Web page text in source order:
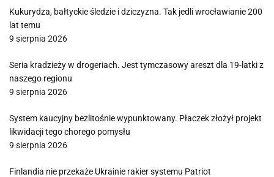
Kukurydza, bałtyckie śledzie i dziczyzna. Tak jedli wrocławianie 200
lat temu
9 sierpnia 2026
Seria kradzieży w drogeriach. Jest tymczasowy areszt dla 19-latki z
naszego regionu
9 sierpnia 2026
System kaucyjny bezlitośnie wypunktowany. Płaczek złożył projekt
likwidacji tego chorego pomysłu
9 sierpnia 2026
Finlandia nie przekaże Ukrainie rakier systemu Patriot